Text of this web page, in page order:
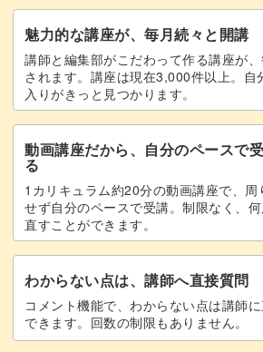
たくさん知識を得ながらも、小さい
成できるのが魅力です◎
細かい部分もありますが、初心者さん
う丁寧に説明していますのでご安心く
「手編みははじめてだけど、いろんな
という方にもぴったりな内容となっ
また、ルームシューズは2つで1セッ
魅力的な講座が、毎月続々と開講
講師と編集部がこだわって作る講座が
されます。講座は現在3,000件以上。自
入りがきっと見つかります。
動画講座だから、自分のペースで
る
1カリキュラム約20分の動画講座で、周
せず自分のペースで受講。制限なく、
直すことができます。
わからない点は、講師へ直接質問
コメント機能で、わからない点は講師
できます。回数の制限もありません。